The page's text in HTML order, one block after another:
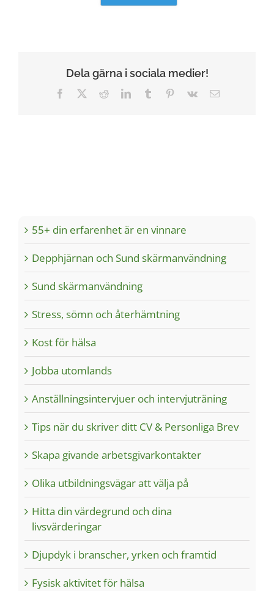
Dela gärna i sociala medier!
Facebook RedditLinkedInTumblr Pinterest
Vk Email
55+ din erfarenhet är en vinnare
Depphjärnan och Sund skärmanvändning
Sund skärmanvändning
Stress, sömn och återhämtning
Kost för hälsa
Jobba utomlands
Anställningsintervjuer och intervjuträning
Tips när du skriver ditt CV & Personliga Brev
Skapa givande arbetsgivarkontakter
Olika utbildningsvägar att välja på
Hitta din värdegrund och dina
livsvärderingar
Djupdyk i branscher, yrken och framtid
Fysisk aktivitet för hälsa